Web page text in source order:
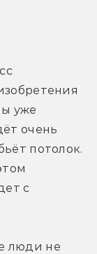
уже
очень
потолок.
с
люди не